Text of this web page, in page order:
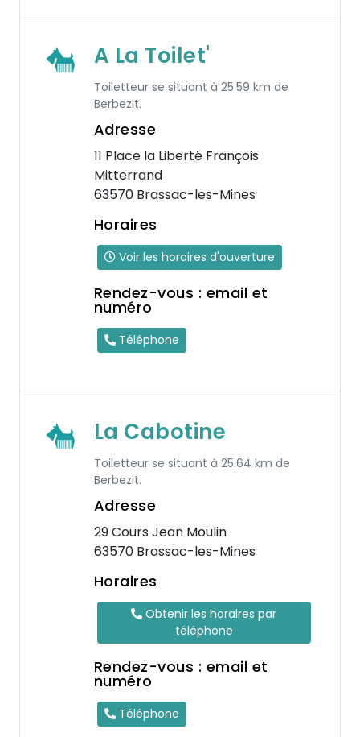
A La Toilet'
Toiletteur se situant à 25.59 km de
Berbezit.
Adresse
11 Place la Liberté François
Mitterrand
63570 Brassac-les-Mines
Horaires
Voir les horaires d'ouverture
Rendez-vous : email et
numéro
Téléphone
La Cabotine
Toiletteur se situant à 25.64 km de
Berbezit.
Adresse
29 Cours Jean Moulin
63570 Brassac-les-Mines
Horaires
Obtenir les horaires par
téléphone
Rendez-vous : email et
numéro
Téléphone